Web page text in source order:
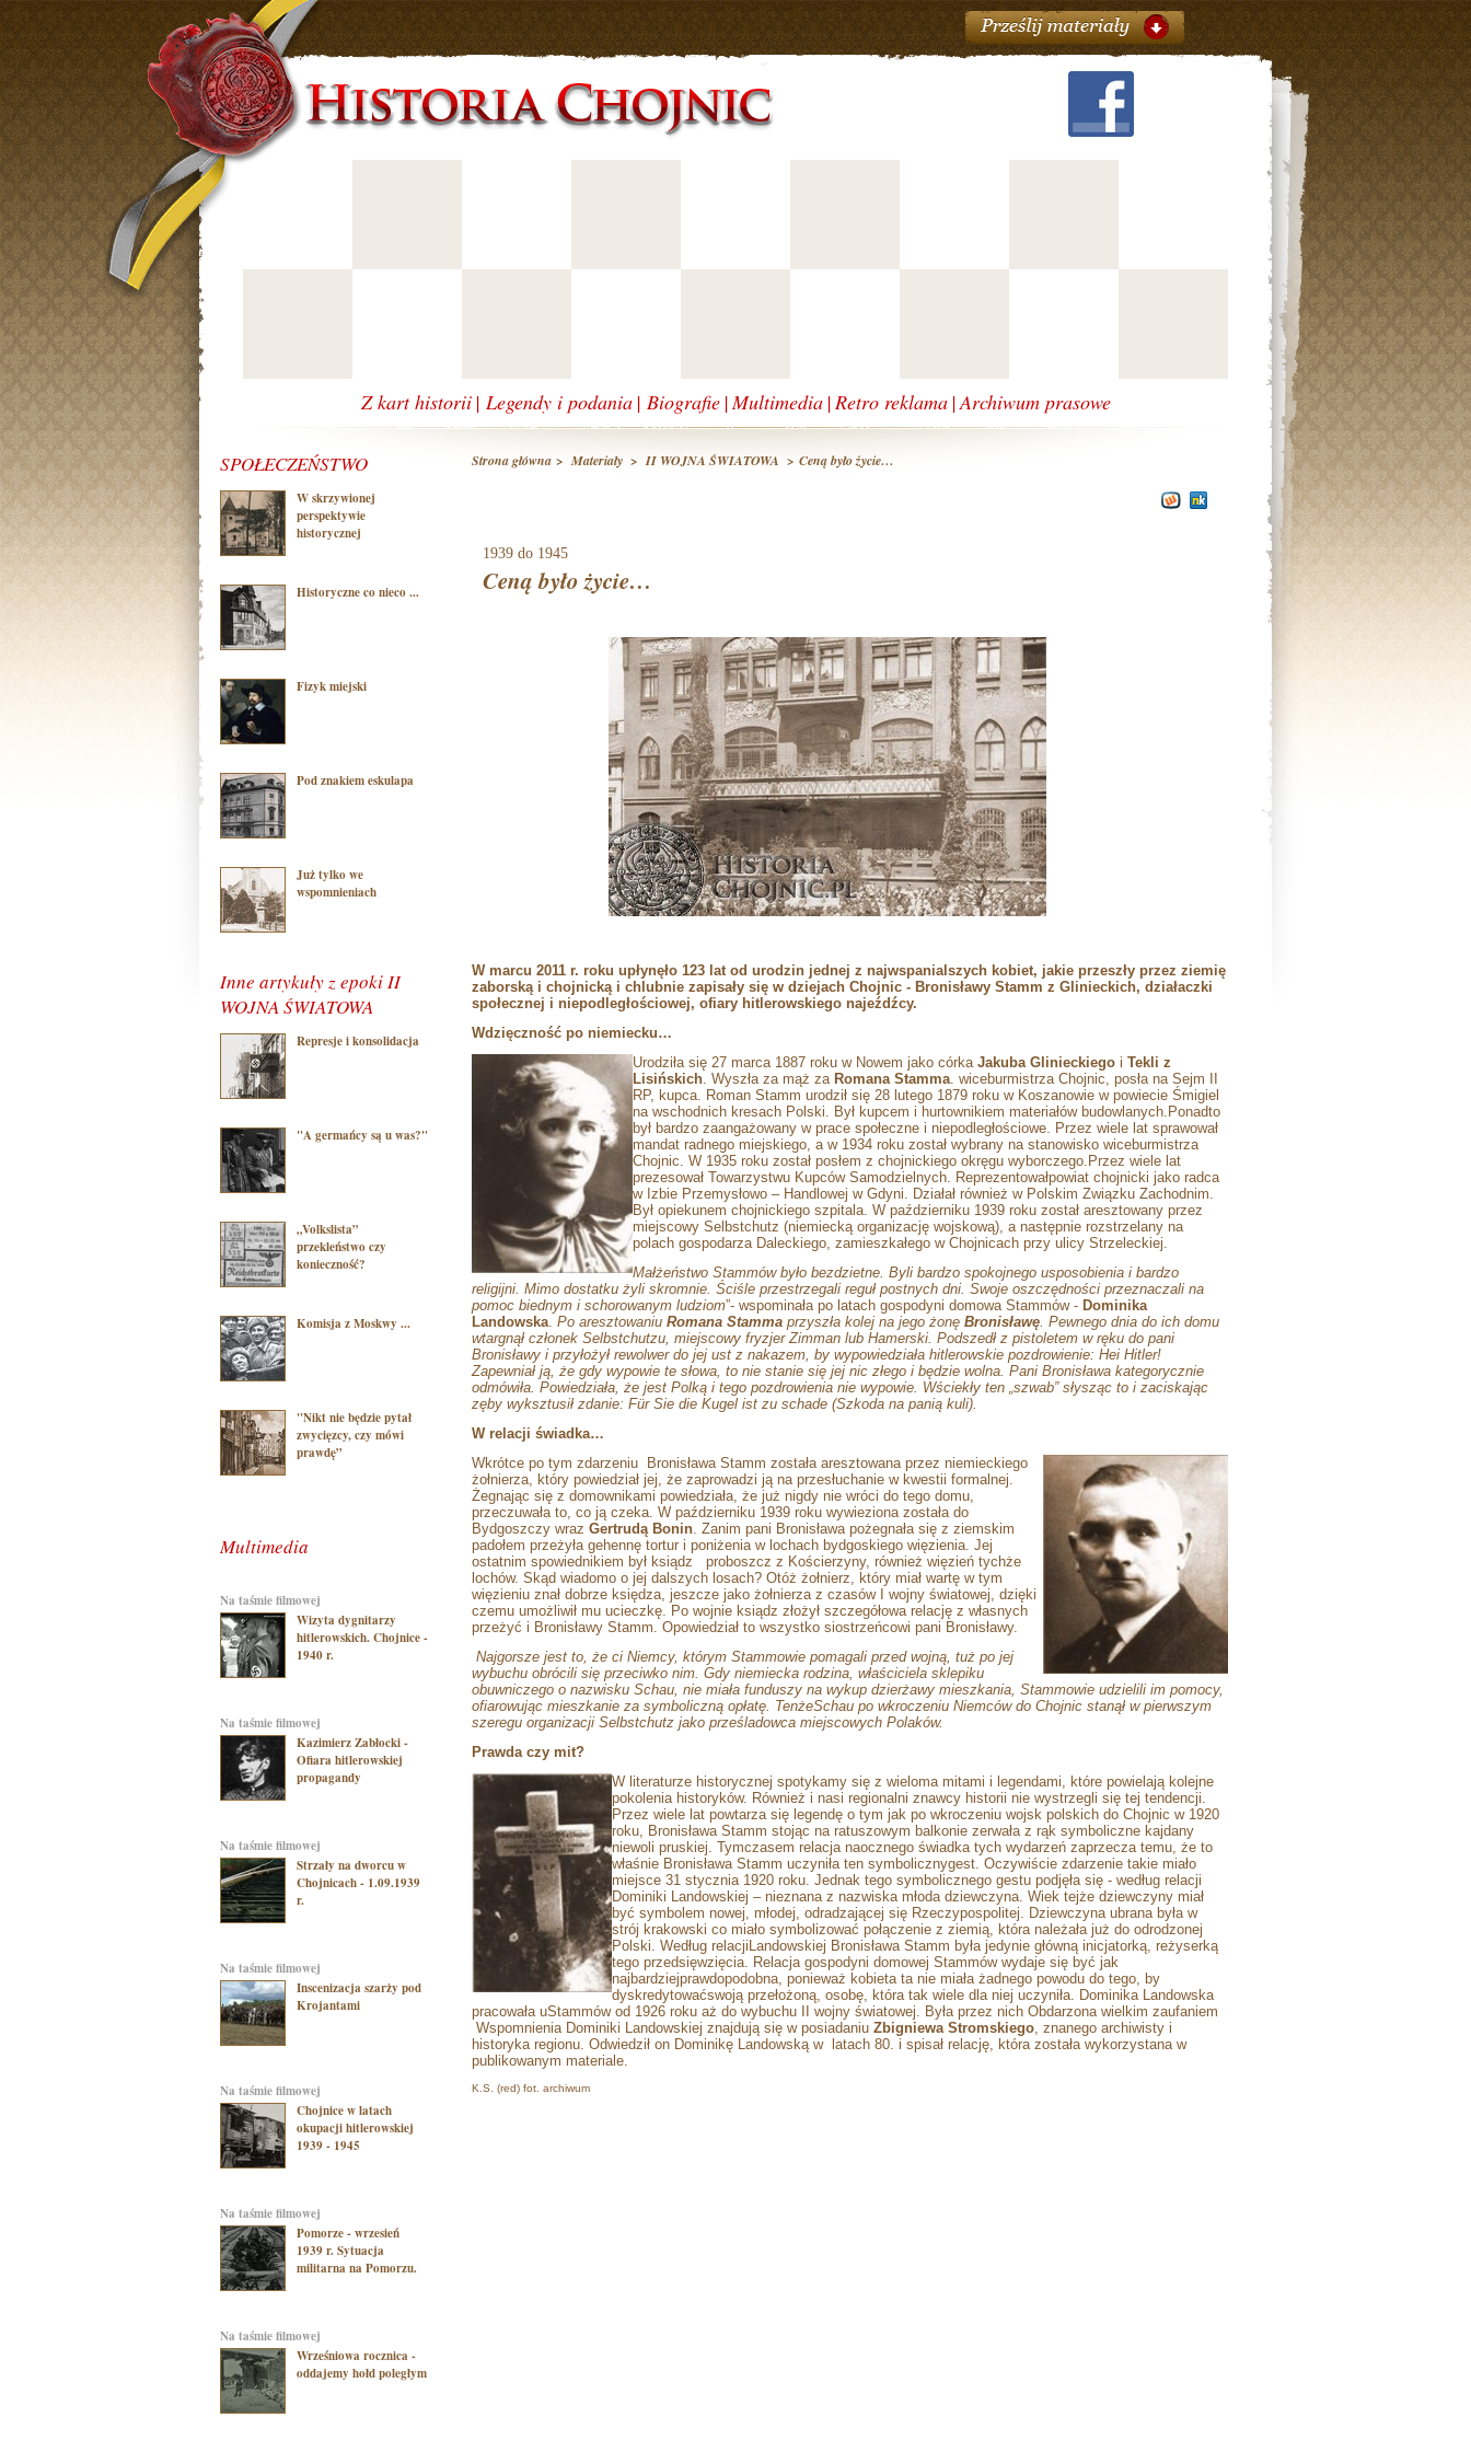
Z kart historii | Legendy i podania | Biografie |Multimedia |Retro reklama |Archiwum prasowe
SPOŁECZEŃSTWO
W skrzywionej
perspektywie
historycznej
Historyczne co nieco ...
Fizyk miejski
Pod znakiem eskulapa
Już tylko we
wspomnieniach
Inne artykuły z epoki II
WOJNA ŚWIATOWA
Represje i konsolidacja
"A germańcy są u was?"
„Volkslista”
przekleństwo czy
konieczność?
Komisja z Moskwy ...
"Nikt nie będzie pytał
zwycięzcy, czy mówi
prawdę”
Multimedia
na taśmie filmowej
Wizyta dygnitarzy
hitlerowskich. Chojnice -
1940 r.
na taśmie filmowej
Kazimierz Zabłocki -
Ofiara hitlerowskiej
propagandy
na taśmie filmowej
Strzały na dworcu w
Chojnicach - 1.09.1939
r.
na taśmie filmowej
Inscenizacja szarży pod
Krojantami
na taśmie filmowej
Chojnice w latach
okupacji hitlerowskiej
1939 - 1945
na taśmie filmowej
Pomorze - wrzesień
1939 r. Sytuacja
militarna na Pomorzu.
na taśmie filmowej
Wrześniowa rocznica -
oddajemy hołd poległym
Strona główna >Materiały >II WOJNA ŚWIATOWA > Ceną było życie…
1939 do 1945
Ceną było życie…
W marcu 2011 r. roku upłynęło 123 lat od urodzin jednej z najwspanialszych kobiet, jakie przeszły przez ziemię
zaborską i chojnicką i chlubnie zapisały się w dziejach Chojnic - Bronisławy Stamm z Glinieckich, działaczki
społecznej i niepodległościowej, ofiary hitlerowskiego najeźdźcy.
Wdzięczność po niemiecku…
Urodziła się 27 marca 1887 roku w Nowem jako córkaJakuba Glinieckiego i Tekli z
Lisińskich. Wyszła za mąż zaRomana Stamma. wiceburmistrza Chojnic, posła na Sejm II
RP, kupca. Roman Stamm urodził się 28 lutego 1879 roku w Koszanowie w powiecie Śmigiel
na wschodnich kresach Polski. Był kupcem i hurtownikiem materiałów budowlanych.Ponadto
był bardzo zaangażowany w prace społeczne i niepodległościowe. Przez wiele lat sprawował
mandat radnego miejskiego, a w 1934 roku został wybrany na stanowisko wiceburmistrza
Chojnic. W 1935 roku został posłem z chojnickiego okręgu wyborczego.Przez wiele lat
prezesował Towarzystwu Kupców Samodzielnych. Reprezentowałpowiat chojnicki jako radca
w Izbie Przemysłowo – Handlowej w Gdyni. Działał również w Polskim Związku Zachodnim.
Był opiekunem chojnickiego szpitala. W październiku 1939 roku został aresztowany przez
miejscowy Selbstchutz (niemiecką organizację wojskową), a następnie rozstrzelany na
polach gospodarza Daleckiego, zamieszkałego w Chojnicach przy ulicy Strzeleckiej.
Małżeństwo Stammów było bezdzietne. Byli bardzo spokojnego usposobienia i bardzo
religijni. Mimo dostatku żyli skromnie. Ściśle przestrzegali reguł postnych dni. Swoje oszczędności przeznaczali na
pomoc biednym i schorowanym ludziom”- wspominała po latach gospodyni domowa Stammów - Dominika
Landowska. Po aresztowaniu Romana Stamma przyszła kolej na jego żonę Bronisławę. Pewnego dnia do ich domu
wtargnął członek Selbstchutzu, miejscowy fryzjer Zimman lub Hamerski. Podszedł z pistoletem w ręku do pani
Bronisławy i przyłożył rewolwer do jej ust z nakazem, by wypowiedziała hitlerowskie pozdrowienie: Hei Hitler!
Zapewniał ją, że gdy wypowie te słowa, to nie stanie się jej nic złego i będzie wolna. Pani Bronisława kategorycznie
odmówiła. Powiedziała, że jest Polką i tego pozdrowienia nie wypowie. Wściekły ten „szwab” słysząc to i zaciskając
zęby wyksztusił zdanie: Für Sie die Kugel ist zu schade (Szkoda na panią kuli).
W relacji świadka…
Wkrótce po tym zdarzeniu
Bronisława Stamm została aresztowana przez niemieckiego
żołnierza, który powiedział jej, że zaprowadzi ją na przesłuchanie w kwestii formalnej.
Żegnając się z domownikami powiedziała, że już nigdy nie wróci do tego domu,
przeczuwała to, co ją czeka. W październiku 1939 roku wywieziona została do
Bydgoszczy wraz Gertrudą Bonin. Zanim pani Bronisława pożegnała się z ziemskim
padołem przeżyła gehennę tortur i poniżenia w lochach bydgoskiego więzienia. Jej
ostatnim spowiednikiem był ksiądz
proboszcz z Kościerzyny, również więzień tychże
lochów. Skąd wiadomo o jej dalszych losach? Otóż żołnierz, który miał wartę w tym
więzieniu znał dobrze księdza, jeszcze jako żołnierza z czasów I wojny światowej, dzięki
czemu umożliwił mu ucieczkę. Po wojnie ksiądz złożył szczegółowa relację z własnych
przeżyć i Bronisławy Stamm. Opowiedział to wszystko siostrzeńcowi pani Bronisławy.
Najgorsze jest to, że ci Niemcy, którym Stammowie pomagali przed wojną, tuż po jej
wybuchu obrócili się przeciwko nim. Gdy niemiecka rodzina, właściciela sklepiku
obuwniczego o nazwisku Schau, nie miała funduszy na wykup dzierżawy mieszkania, Stammowie udzielili im pomocy,
ofiarowując mieszkanie za symboliczną opłatę. TenżeSchau po wkroczeniu Niemców do Chojnic stanął w pierwszym
szeregu organizacji Selbstchutz jako prześladowca miejscowych Polaków.
Prawda czy mit?
W literaturze historycznej spotykamy się z wieloma mitami i legendami, które powielająkolejne
pokolenia historyków. Również i nasi regionalni znawcy historii nie wystrzegli się tej tendencji.
Przez wiele lat powtarza się legendę o tym jak po wkroczeniu wojsk polskich do Chojnic w 1920
roku, Bronisława Stamm stojąc na ratuszowym balkonie zerwała z rąk symboliczne kajdany
niewoli pruskiej. Tymczasem relacja naocznego świadka tych wydarzeń zaprzecza temu, że to
właśnie Bronisława Stamm uczyniła ten symbolicznygest. Oczywiście zdarzenie takie miało
miejsce 31 stycznia 1920 roku. Jednak tego symbolicznego gestu podjęła się - według relacji
Dominiki Landowskiej – nieznana z nazwiska młoda dziewczyna. Wiek tejże dziewczyny miał
być symbolem nowej, młodej, odradzającej się Rzeczypospolitej. Dziewczyna ubrana była w
strój krakowski co miało symbolizować połączenie z ziemią, która należała już do odrodzonej
Polski. Według relacjiLandowskiej Bronisława Stamm była jedynie główną inicjatorką, reżyserką
tego przedsięwzięcia. Relacja gospodyni domowej Stammów wydaje się być jak
najbardziejprawdopodobna, ponieważ kobieta ta nie miała żadnego powodu do tego, by
dyskredytowaćswoją przełożoną, osobę, która tak wiele dla niej uczyniła. Dominika Landowska
pracowała uStammów od 1926 roku aż do wybuchu II wojny światowej. Była przez nich Obdarzona wielkim zaufaniem
Wspomnienia Dominiki Landowskiej znajdują się w posiadaniu Zbigniewa Stromskiego, znanego archiwisty i
historyka regionu. Odwiedził on Dominikę Landowską w
latach 80. i spisał relację, która została wykorzystana w
publikowanym materiale.
K.S. (red) fot. archiwum